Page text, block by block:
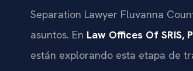
Separation Lawyer Fluvanna
asuntos. En Law Offices Of SRIS,
están explorando esta etapa de